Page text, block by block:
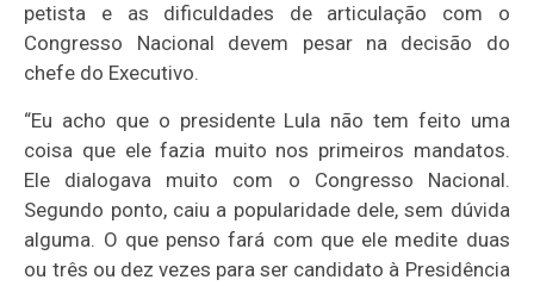
petista e as dificuldades de articulação com o
Congresso Nacional devem pesar na decisão do
chefe do Executivo.
“Eu acho que o presidente Lula não tem feito uma
coisa que ele fazia muito nos primeiros mandatos.
Ele dialogava muito com o Congresso Nacional.
Segundo ponto, caiu a popularidade dele, sem dúvida
alguma. O que penso fará com que ele medite duas
ou três ou dez vezes para ser candidato à Presidência